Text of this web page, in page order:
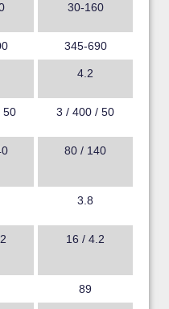
30-160
345-690
4.2
50 3 / 400 / 50
80 / 140
3.8
16 / 4.2
89